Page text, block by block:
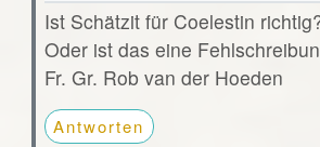
Ist Schätzit für Coelestin
Oder ist das eine
Fr. Gr. Rob van der Hoeden
Antworten